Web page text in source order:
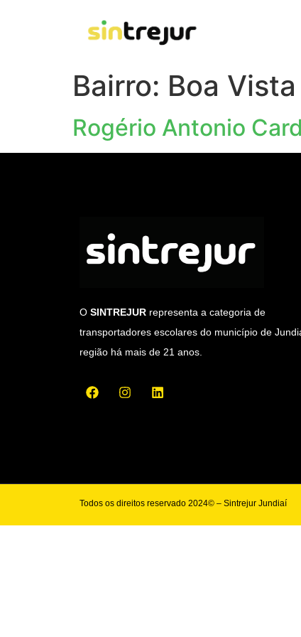
Bairro: Boa Vista
Rogério Antonio
O SINTREJUR representa a categoria de
transportadores escolares do município de
região há mais de 21 anos.
Todos os direitos reservado 2024© – Sintrejur Jundiaí